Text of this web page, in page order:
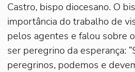
Castro, bispo diocesano. O
importância do trabalho de
pelos agentes e falou sobre
ser peregrino da esperança:
peregrinos, podemos e